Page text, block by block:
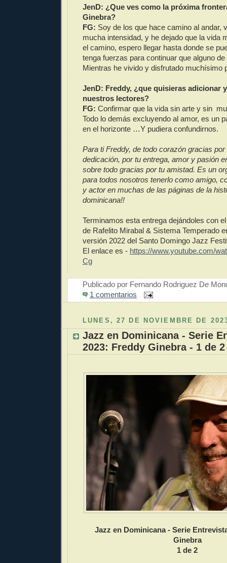
JenD: ¿Que ves como la próxima
Ginebra?
FG: Soy de los que hace camino al andar,
mucha intensidad, y he dejado que la vida
el camino, espero llegar hasta donde se
tenga fuerzas para continuar que alguno
Mientras he vivido y disfrutado muchísimo
JenD: Freddy, ¿que quisieras adicionar
nuestros lectores?
FG: Confirmar que la vida sin arte y sin
Todo lo demás excluyendo al amor, es un
en el horizonte …Y pudiera confundirnos.
Para ti Freddy, de todo corazón gracias
dedicación, por tu entrega, amor y pasión
sobre todo gracias por tu amistad. Es un
para todos nosotros tenerlo como amigo,
y actor en muchas de las páginas de la
dominicana!!
Terminamos esta entrega dejándoles con
de Rafelito Mirabal & Sistema Temperado
versión 2022 del Santo Domingo Jazz
El enlace es - https://www.youtube.com/
Cg
Publicado por Fernando Rodriguez De
1 comentarios
LUNES, 27 DE NOVIEMBRE DE
Jazz en Dominicana - Serie
2023: Freddy Ginebra - 1 de 2
Jazz en Dominicana - Serie
Ginebra
1 de 2